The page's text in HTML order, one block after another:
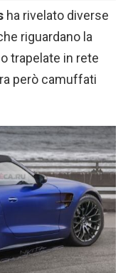
ha rivelato diverse
riguardano la
trapelate in rete
però camuffati